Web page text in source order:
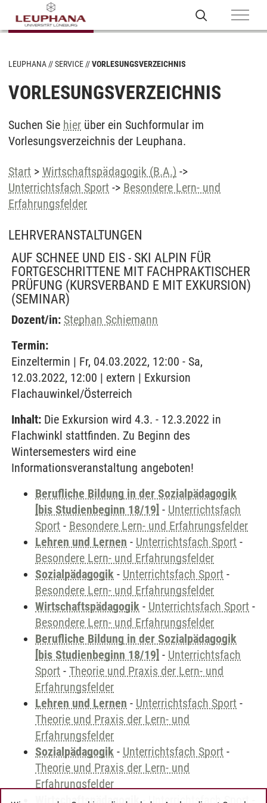
LEUPHANA SERVICE VORLESUNGSVERZEICHNIS
VORLESUNGSVERZEICHNIS
Suchen Sie hier über ein Suchformular im
Vorlesungsverzeichnis der Leuphana.
Start > Wirtschaftspädagogik (B.A.) ->
Unterrichtsfach Sport -> Besondere Lern- und
Erfahrungsfelder
LEHRVERANSTALTUNGEN
AUF SCHNEE UND EIS - SKI ALPIN FÜR
FORTGESCHRITTENE MIT FACHPRAKTISCHER
PRÜFUNG (KURSVERBAND E MIT EXKURSION)
(SEMINAR)
Dozent/in: Stephan Schiemann
Termin:
Einzeltermin | Fr, 04.03.2022, 12:00 - Sa,
12.03.2022, 12:00 | extern | Exkursion
Flachauwinkel/Österreich
Inhalt: Die Exkursion wird 4.3. - 12.3.2022 in
Flachwinkl stattfinden. Zu Beginn des
Wintersemesters wird eine
Informationsveranstaltung angeboten!
Berufliche Bildung in der Sozialpädagogik
[bis Studienbeginn 18/19] - Unterrichtsfach
Sport - Besondere Lern- und Erfahrungsfelder
Lehren und Lernen - Unterrichtsfach Sport -
Besondere Lern- und Erfahrungsfelder
Sozialpädagogik - Unterrichtsfach Sport -
Besondere Lern- und Erfahrungsfelder
Wirtschaftspädagogik - Unterrichtsfach Sport -
Besondere Lern- und Erfahrungsfelder
Berufliche Bildung in der Sozialpädagogik
[bis Studienbeginn 18/19] - Unterrichtsfach
Sport - Theorie und Praxis der Lern- und
Erfahrungsfelder
Lehren und Lernen - Unterrichtsfach Sport -
Theorie und Praxis der Lern- und
Erfahrungsfelder
Sozialpädagogik - Unterrichtsfach Sport -
Theorie und Praxis der Lern- und
Erfahrungsfelder
Wirtschaftspädagogik - Unterrichtsfach Sport